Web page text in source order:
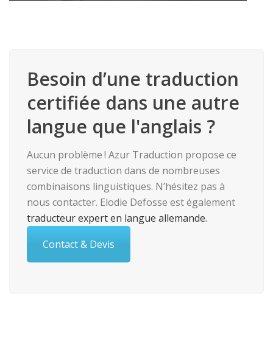
Besoin d’une traduction
certifiée dans une autre
langue que l'anglais ?
Aucun problème ! Azur Traduction propose ce
service de traduction dans de nombreuses
combinaisons linguistiques. N’hésitez pas à
nous contacter. Elodie Defosse est également
traducteur expert en langue allemande.
Contact & Devis